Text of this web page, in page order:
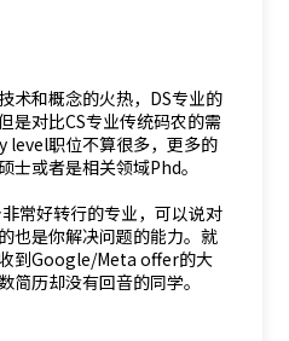
术和概念的火热，DS专业的
是对比CS专业传统码农的需
level职位不算很多，更多的
士或者是相关领域Phd。
常好转行的专业，可以说对
也是你解决问题的能力。就
到Google/Meta offer的大
简历却没有回音的同学。